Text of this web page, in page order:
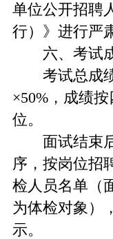
单位公开招聘
行）》进行严
六、考试
考试总成绩
×50%，成绩
位。
面试结束后
序，按岗位招
检人员名单（
为体检对象）
示。